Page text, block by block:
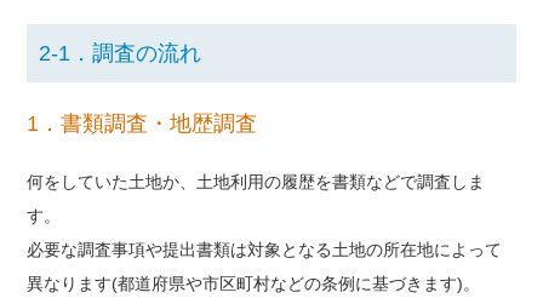
2-1．調査の流れ
1．書類調査・地歴調査
何をしていた土地か、土地利用の履歴を書類などで調査しま
す。
必要な調査事項や提出書類は対象となる土地の所在地によって
異なります(都道府県や市区町村などの条例に基づきます)。